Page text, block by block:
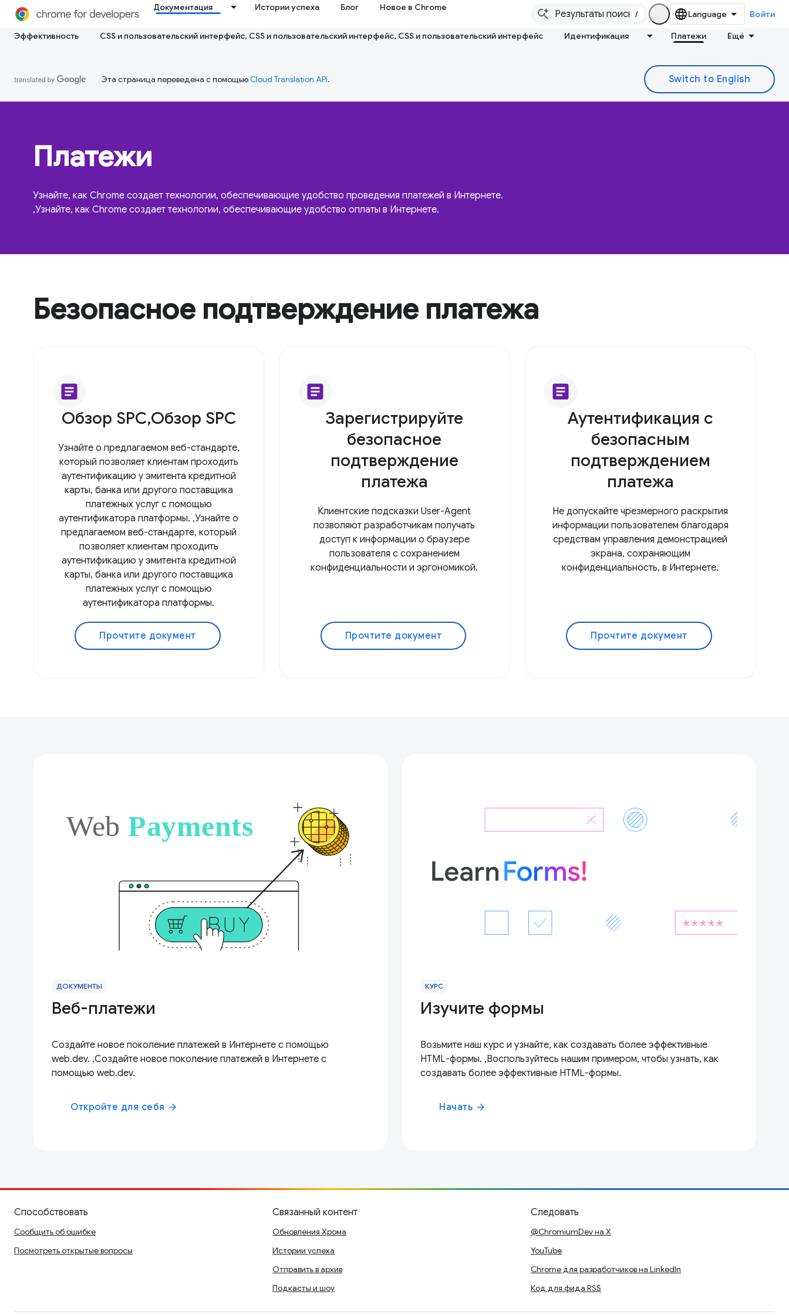
Документация Истории успеха Блог Новое в Chrome
/ Войти
Эффективность CSS и пользовательский интерфейс, CSS и пользовательский интерфейс, CSS и пользовательский интерфейс Идентификация Платежи Ещё
Эта страница переведена с помощьюCloud Translation API.
Платежи
Узнайте, как Chrome создает технологии, обеспечивающие удобство проведения платежей в Интернете.
,Узнайте, как Chrome создает технологии, обеспечивающие удобство оплаты в Интернете.
Безопасное подтверждение платежа
article
Обзор SPC,Обзор SPC
Узнайте о предлагаемом веб-стандарте,
который позволяет клиентам проходить
аутентификацию у эмитента кредитной
карты, банка или другого поставщика
платежных услуг с помощью
аутентификатора платформы. ,Узнайте о
предлагаемом веб-стандарте, который
позволяет клиентам проходить
аутентификацию у эмитента кредитной
карты, банка или другого поставщика
платежных услуг с помощью
аутентификатора платформы.
Прочтите документ
article
Зарегистрируйте
безопасное
подтверждение
платежа
Клиентские подсказки User-Agent
позволяют разработчикам получать
доступ к информации о браузере
пользователя с сохранением
конфиденциальности и эргономикой.
Прочтите документ
article
Аутентификация с
безопасным
подтверждением
платежа
Не допускайте чрезмерного раскрытия
информации пользователем благодаря
средствам управления демонстрацией
экрана, сохраняющим
конфиденциальность, в Интернете.
Прочтите документ
ДОКУМЕНТЫ
Веб-платежи
Создайте новое поколение платежей в Интернете с помощью
web.dev. ,Создайте новое поколение платежей в Интернете с
помощью web.dev.
Откройте для себя arrow_forward
КУРС
Изучите формы
Возьмите наш курс и узнайте, как создавать более эффективные
HTML-формы. ,Воспользуйтесь нашим примером, чтобы узнать, как
создавать более эффективные HTML-формы.
Начать arrow_forward
Способствовать
Сообщить об ошибке
Посмотреть открытые вопросы
Связанный контент
Обновления Хрома
Истории успеха
Отправить в архив
Подкасты и шоу
Следовать
@ChromiumDev на X
YouTube
Chrome для разработчиков на LinkedIn
Код для фида RSS